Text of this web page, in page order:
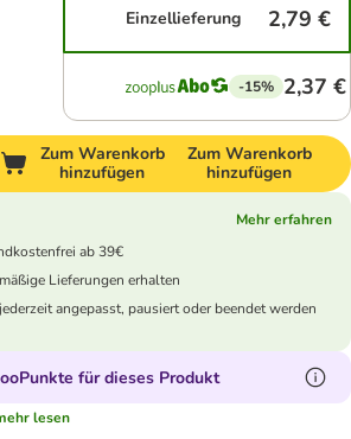
Einzellieferung 2,79 €
-15% 2,37 €
Zum Warenkorb
hinzufügen
Zum Warenkorb
hinzufügen
Mehr erfahren
ab 39€
Lieferungen erhalten
angepasst, pausiert oder beendet werden
für dieses Produkt
lesen